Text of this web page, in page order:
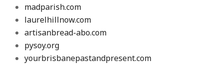
madparish.com
laurelhillnow.com
artisanbread-abo.com
pysoy.org
yourbrisbanepastandpresent.com